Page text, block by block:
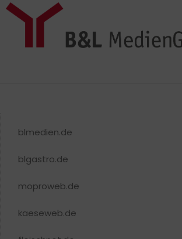
blmedien.de
blgastro.de
moproweb.de
kaeseweb.de